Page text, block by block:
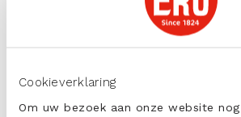
Cookieverklaring
Om uw bezoek aan onze website
Grill de tosti’s circa 2-3 minuten
Mild en Romig